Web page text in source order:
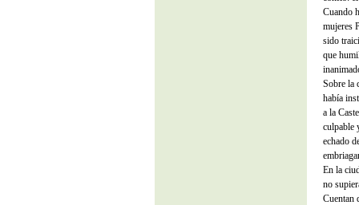
Cuando
mujeres
sido
que
Sobre la
había
a la
culpable
echado
En la
no
Cuentan